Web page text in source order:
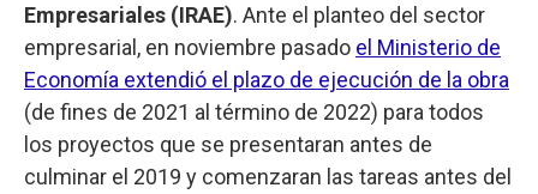
Empresariales (IRAE). Ante el planteo del sector
empresarial, en noviembre pasado el Ministerio de
Economía extendió el plazo de ejecución de la obra
(de fines de 2021 al término de 2022) para todos
los proyectos que se presentaran antes de
culminar el 2019 y comenzaran las tareas antes del